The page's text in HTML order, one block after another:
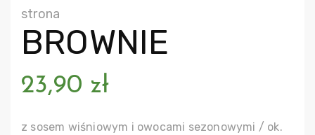
strona
BROWNIE
23,90 zł
z sosem wiśniowym i owocami sezonowymi / ok.